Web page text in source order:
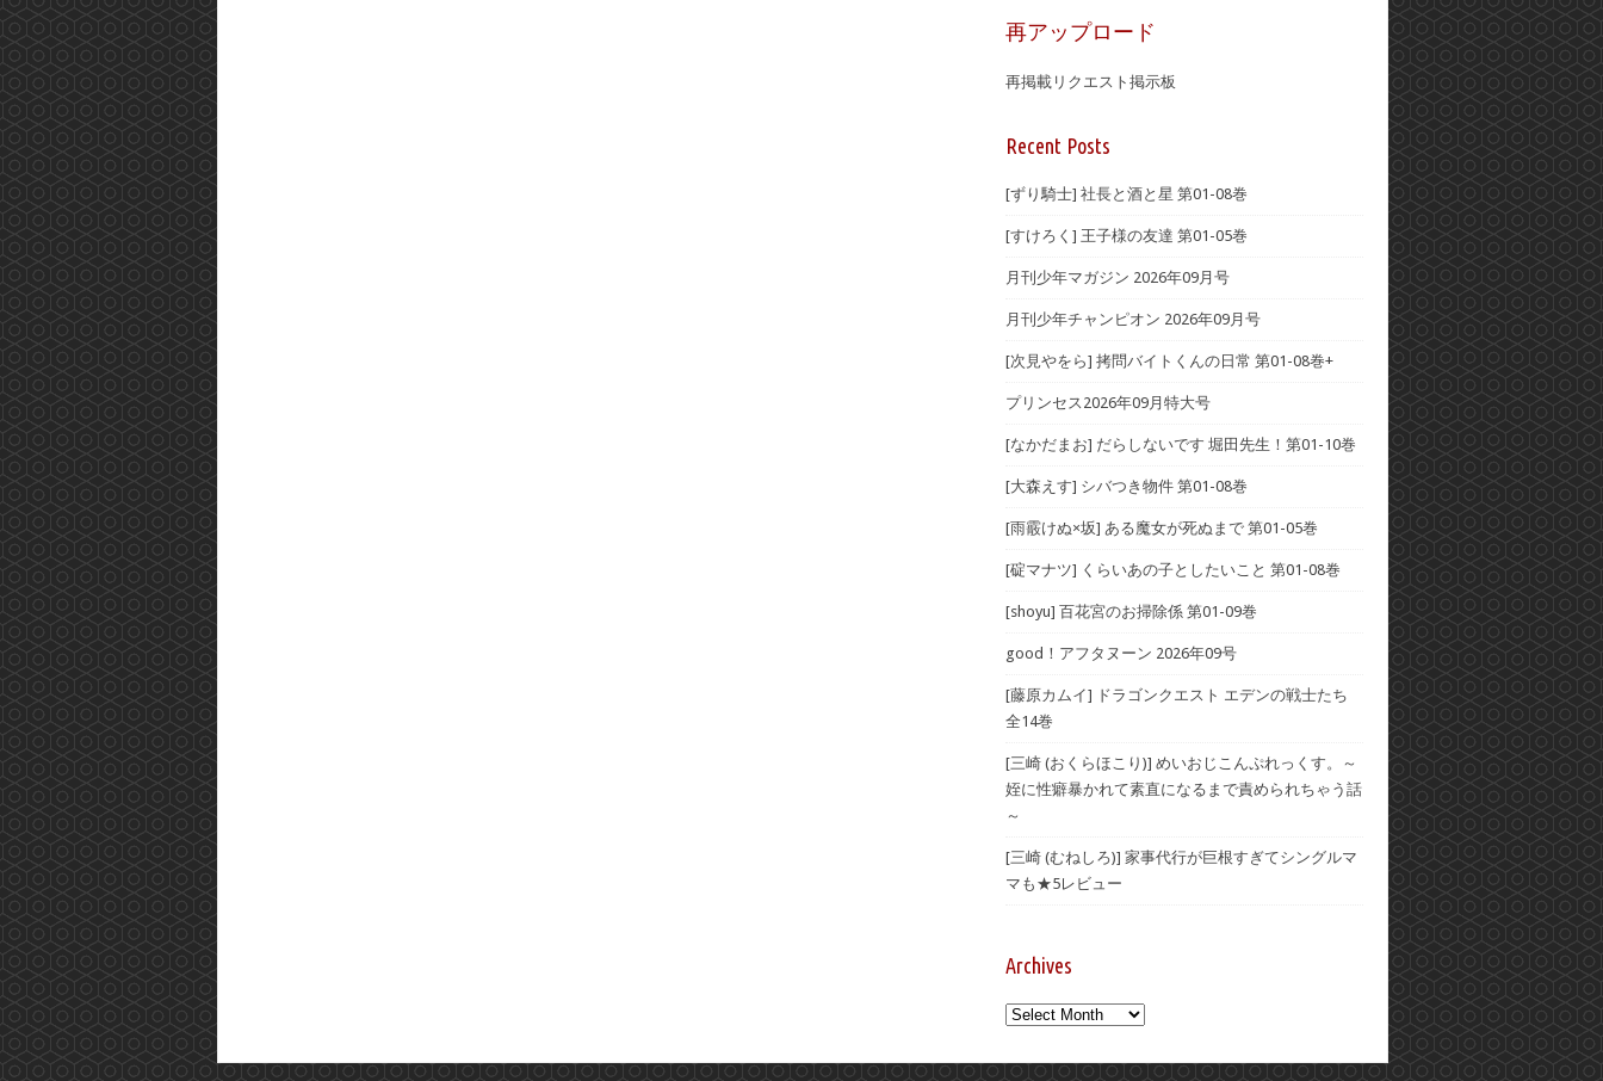
再アップロード
再掲載リクエスト掲示板
Recent Posts
[ずり騎士] 社長と酒と星 第01-08巻
[すけろく] 王子様の友達 第01-05巻
月刊少年マガジン 2026年09月号
月刊少年チャンピオン 2026年09月号
[次見やをら] 拷問バイトくんの日常 第01-08巻+
プリンセス2026年09月特大号
[なかだまお] だらしないです 堀田先生！第01-10巻
[大森えす] シバつき物件 第01-08巻
[雨霰けぬ×坂] ある魔女が死ぬまで 第01-05巻
[碇マナツ] くらいあの子としたいこと 第01-08巻
[shoyu] 百花宮のお掃除係 第01-09巻
good！アフタヌーン 2026年09号
[藤原カムイ] ドラゴンクエスト エデンの戦士たち
全14巻
[三崎 (おくらほこり)] めいおじこんぷれっくす。～
姪に性癖暴かれて素直になるまで責められちゃう話
～
[三崎 (むねしろ)] 家事代行が巨根すぎてシングルマ
マも★5レビュー
Archives
Archives